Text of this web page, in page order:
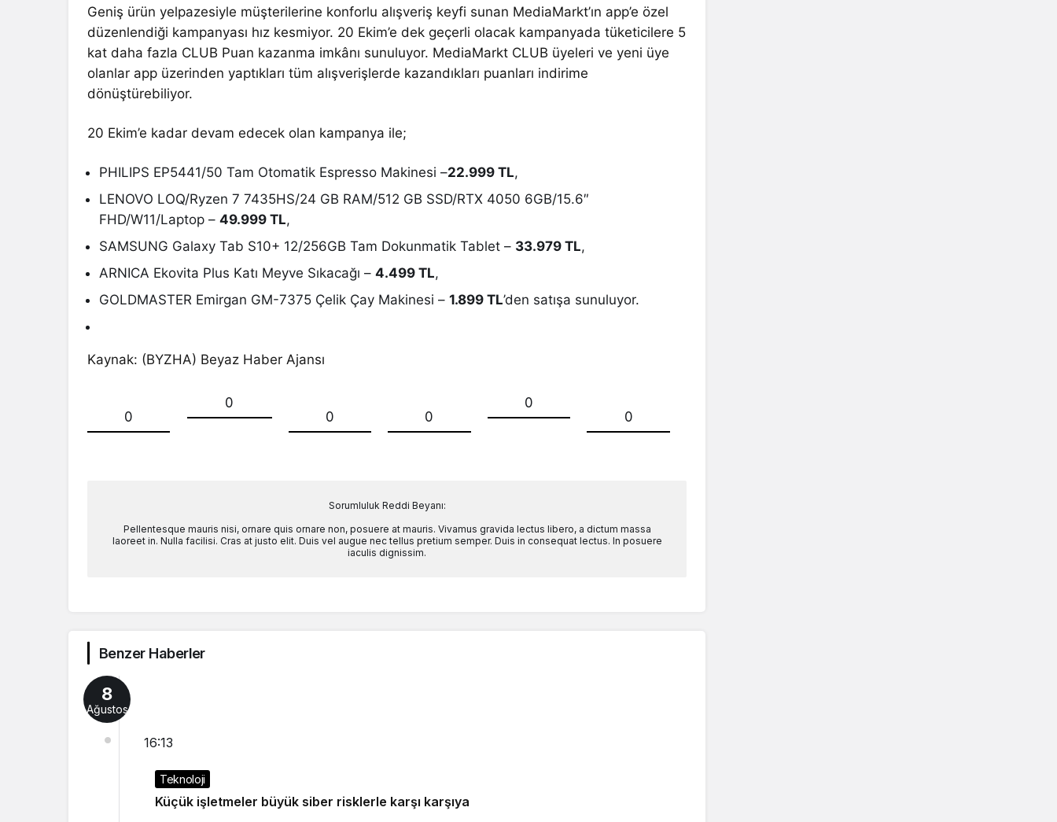
Geniş ürün yelpazesiyle müşterilerine konforlu alışveriş keyfi sunan MediaMarkt’ın app’e özel
düzenlendiği kampanyası hız kesmiyor. 20 Ekim’e dek geçerli olacak kampanyada tüketicilere 5
kat daha fazla CLUB Puan kazanma imkânı sunuluyor. MediaMarkt CLUB üyeleri ve yeni üye
olanlar app üzerinden yaptıkları tüm alışverişlerde kazandıkları puanları indirime
dönüştürebiliyor.
20 Ekim’e kadar devam edecek olan kampanya ile;
PHILIPS EP5441/50 Tam Otomatik Espresso Makinesi –22.999 TL,
LENOVO LOQ/Ryzen 7 7435HS/24 GB RAM/512 GB SSD/RTX 4050 6GB/15.6″
FHD/W11/Laptop –49.999 TL,
SAMSUNG Galaxy Tab S10+ 12/256GB Tam Dokunmatik Tablet – 33.979 TL,
ARNICA Ekovita Plus Katı Meyve Sıkacağı –4.499 TL,
GOLDMASTER Emirgan GM-7375 Çelik Çay Makinesi –1.899 TL’den satışa sunuluyor.
Kaynak: (BYZHA) Beyaz Haber Ajansı
0
0
0
0
0
0
Sorumluluk Reddi Beyanı:
Pellentesque mauris nisi, ornare quis ornare non, posuere at mauris. Vivamus gravida lectus libero, a dictum massa
laoreet in. Nulla facilisi. Cras at justo elit. Duis vel augue nec tellus pretium semper. Duis in consequat lectus. In posuere
iaculis dignissim.
Benzer Haberler
8
Ağustos
16:13
Teknoloji
Küçük işletmeler büyük siber risklerle karşı karşıya